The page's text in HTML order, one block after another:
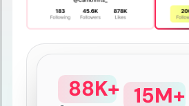
88K+ 15M+